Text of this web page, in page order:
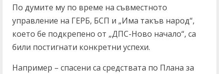
По думите му по време на съвместното
управление на ГЕРБ, БСП и „Има такъв народ“,
което бе подкрепено от „ДПС-Ново начало“, са
били постигнати конкретни успехи.
Например – спасени са средствата по Плана за